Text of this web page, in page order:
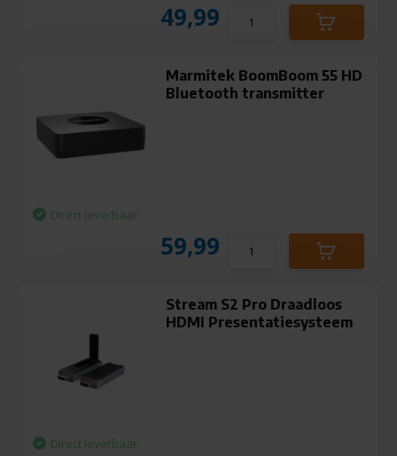
49,99
Marmitek BoomBoom 55 HD
Bluetooth transmitter
Direct leverbaar
59,99
Stream S2 Pro Draadloos
HDMI Presentatiesysteem
Direct leverbaar